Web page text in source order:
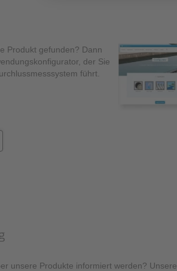
Produkt gefunden? Dann
der Sie
führt.
unsere Produkte informiert werden? Unsere